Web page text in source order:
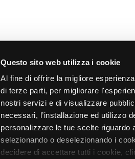
Questo sito web utilizza i cookie
Al fine di offrire la migliore
di terze parti, per migliorare
nostri servizi e di visualizzare
necessari, l’installazione ed utilizzo
personalizzare le tue scelte riguardo
selezionando o deselezionando i
decidere di accettare tutti i cookie,